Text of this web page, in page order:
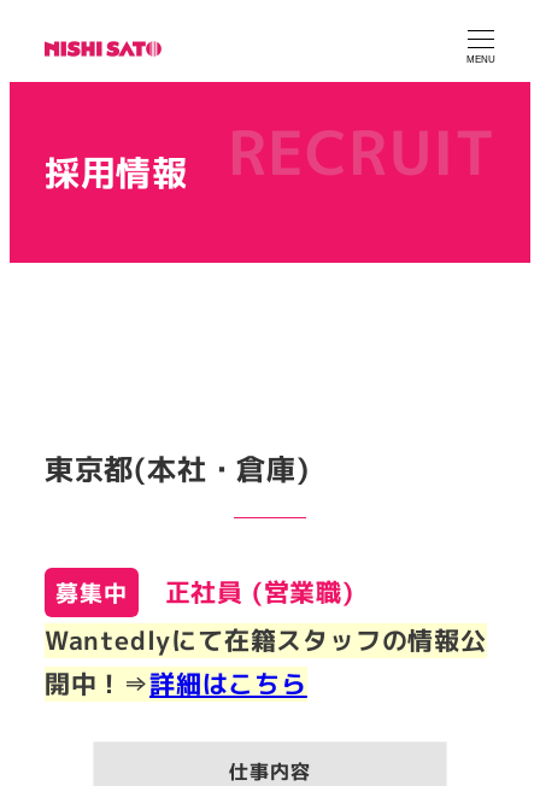
MENU
採用情報
東京都(本社・倉庫)
募集中
正社員 (営業職)
Wantedlyにて在籍スタッフの情報公
開中！⇒詳細はこちら
仕事内容